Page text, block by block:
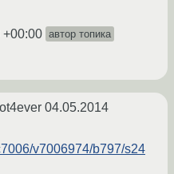
+00:00 автор топика
04.05.2014
v7006974/b797/s24